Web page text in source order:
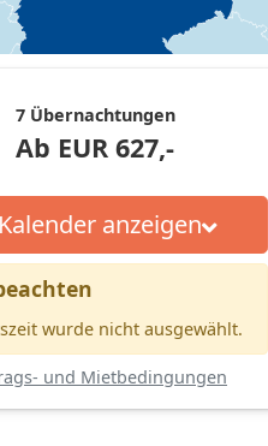
7 Übernachtungen
Ab EUR 627,-
Kalender anzeigen
wurde nicht ausgewählt.
und Mietbedingungen